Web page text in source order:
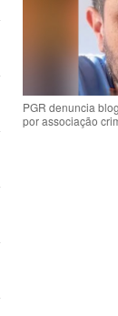
PGR denuncia
por associação